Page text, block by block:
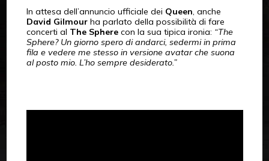
In attesa dell’annuncio ufficiale dei Queen, anche
David Gilmourha parlato della possibilità di fare
concerti al The Spherecon la sua tipica ironia: “The
Sphere? Un giorno spero di andarci, sedermi in prima
fila e vedere me stesso in versione avatar che suona
al posto mio. L’ho sempre desiderato.”